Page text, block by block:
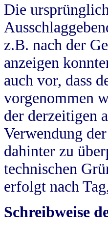
Die
z.B. nach der
anzeigen
auch vor, dass
vorgenommen
der derzeitigen
Verwendung
dahinter zu
technischen
erfolgt nach
Schreibweise